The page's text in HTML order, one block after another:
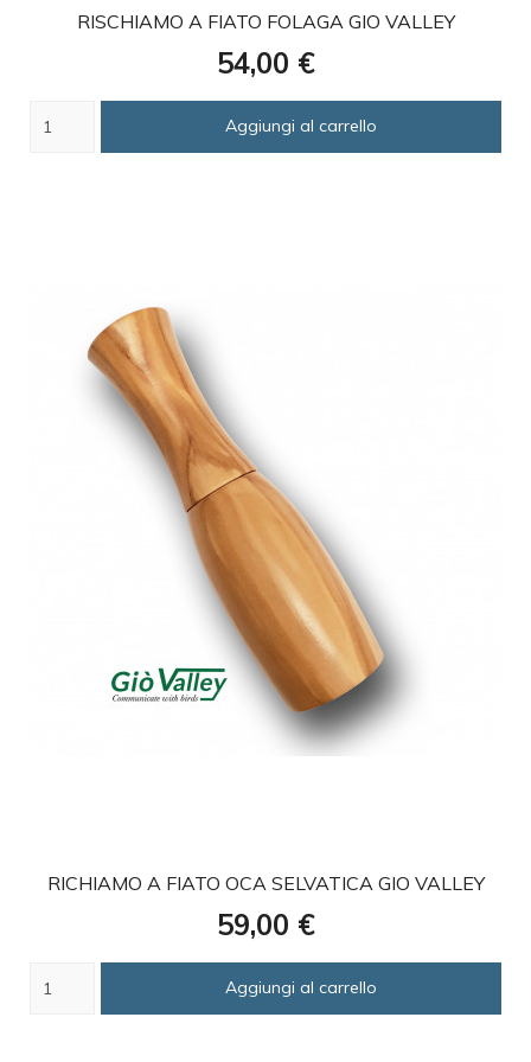
RISCHIAMO A FIATO FOLAGA GIO VALLEY
Prezzo
54,00 €
Aggiungi al carrello
RICHIAMO A FIATO OCA SELVATICA GIO VALLEY
Prezzo
59,00 €
Aggiungi al carrello